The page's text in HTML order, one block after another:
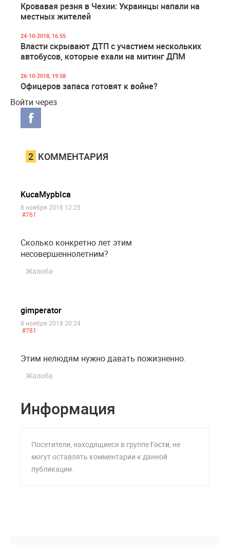
Кровавая резня в Чехии: Украинцы напали на
местных жителей
24-10-2018, 16:55
Власти скрывают ДТП с участием нескольких
автобусов, которые ехали на митинг ДПМ
26-10-2018, 19:58
Офицеров запаса готовят к войне?
Войти через
2 КОММЕНТАРИЯ
KucaMypbIca
8 ноября 2018 12:25
#761
Сколько конкретно лет этим
несовершеннолетним?
Жалоба
gimperator
8 ноября 2018 20:24
#781
Этим нелюдям нужно давать пожизненно.
Жалоба
Информация
Посетители, находящиеся в группе Гости, не
могут оставлять комментарии к данной
публикации.